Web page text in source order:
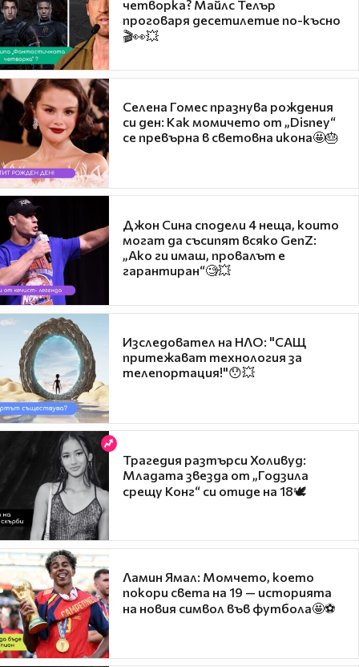
четворка? Майлс Телър
проговаря десетилетие по-късно
🎬👀💥
Селена Гомес празнува рождения
си ден: Как момичето от „Disney“
се превърна в световна икона🤩🎂
Джон Сина сподели 4 неща, които
могат да съсипят всяко GenZ:
„Ако ги имаш, провалът е
гарантиран“🧐💥
Изследовател на НЛО: "САЩ
притежават технология за
телепортация!"😯💥
Трагедия разтърси Холивуд:
Младата звезда от „Годзила
срещу Конг“ си отиде на 18🕊️
Ламин Ямал: Момчето, което
покори света на 19 — историята
на новия символ във футбола🤩⚽